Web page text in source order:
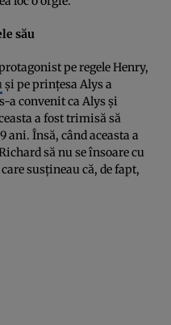
său
pe regele Henry,
şi pe prinţesa Alys a
a convenit ca Alys şi
a fost trimisă să
ani. Însă, când aceasta a
să nu se însoare cu
susţineau că, de fapt,